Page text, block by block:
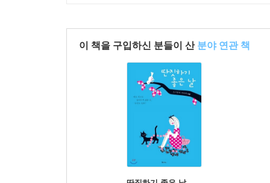
이 책을 구입하신 분들이 산 분야 연관 책